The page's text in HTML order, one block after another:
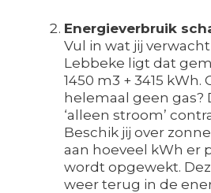
Energieverbruik
Vul in wat jij
Lebbeke ligt dat
1450 m3 + 3415 kWh.
helemaal geen gas?
‘alleen stroom’
Beschik jij over
aan hoeveel kWh er
wordt opgewekt.
weer terug in de